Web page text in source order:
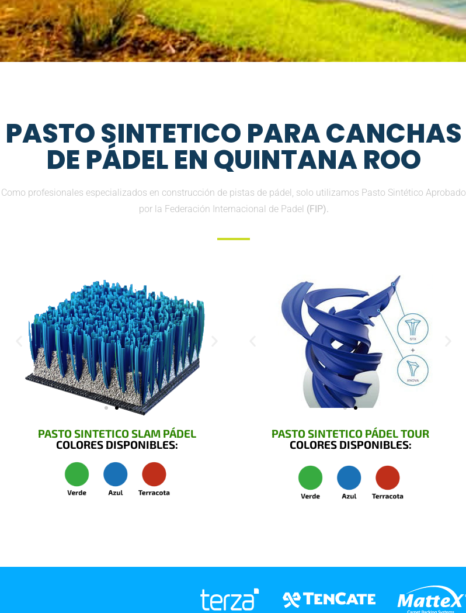
PASTO SINTETICO PARA CANCHAS
DE PÁDEL EN QUINTANA ROO
Como profesionales especializados en construcción de pistas de pádel, solo utilizamos Pasto Sintético Aprobado
por la Federación Internacional de Padel (FIP).
PASTO SINTETICO SLAM PÁDEL
COLORES DISPONIBLES:
PASTO SINTETICO PÁDEL TOUR
COLORES DISPONIBLES: